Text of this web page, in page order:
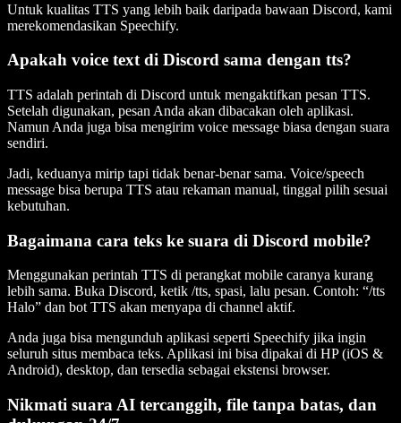
Untuk kualitas TTS yang lebih baik daripada bawaan Discord, kami
merekomendasikan Speechify.
Apakah voice text di Discord sama dengan tts?
TTS adalah perintah di Discord untuk mengaktifkan pesan TTS.
Setelah digunakan, pesan Anda akan dibacakan oleh aplikasi.
Namun Anda juga bisa mengirim voice message biasa dengan suara
sendiri.
Jadi, keduanya mirip tapi tidak benar-benar sama. Voice/speech
message bisa berupa TTS atau rekaman manual, tinggal pilih sesuai
kebutuhan.
Bagaimana cara teks ke suara di Discord mobile?
Menggunakan perintah TTS di perangkat mobile caranya kurang
lebih sama. Buka Discord, ketik /tts, spasi, lalu pesan. Contoh: “/tts
Halo” dan bot TTS akan menyapa di channel aktif.
Anda juga bisa mengunduh aplikasi seperti Speechify jika ingin
seluruh situs membaca teks. Aplikasi ini bisa dipakai di HP (iOS &
Android), desktop, dan tersedia sebagai ekstensi browser.
Nikmati suara AI tercanggih, file tanpa batas, dan